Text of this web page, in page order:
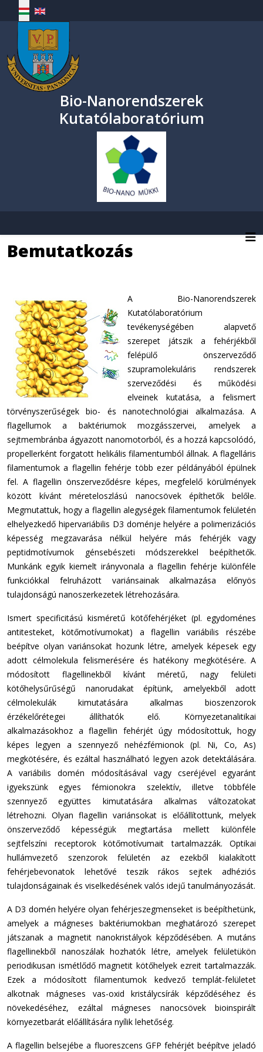
Válasszon nyelvet
Bio-Nanorendszerek
Kutatólaboratórium
Bemutatkozás
A Bio-Nanorendszerek
Kutatólaboratórium
tevékenységében alapvető
szerepet játszik a fehérjékből
felépülő önszerveződő
szupramolekuláris rendszerek
szerveződési és működési
elveinek kutatása, a felismert
törvényszerűségek bio- és nanotechnológiai alkalmazása. A
flagellumok a baktériumok mozgásszervei, amelyek a
sejtmembránba ágyazott nanomotorból, és a hozzá kapcsolódó,
propellerként forgatott helikális filamentumból állnak. A flagelláris
filamentumok a flagellin fehérje több ezer példányából épülnek
fel. A flagellin önszerveződésre képes, megfelelő körülmények
között kívánt méreteloszlású nanocsövek építhetők belőle.
Megmutattuk, hogy a flagellin alegységek filamentumok felületén
elhelyezkedő hipervariábilis D3 doménje helyére a polimerizációs
képesség megzavarása nélkül helyére más fehérjék vagy
peptidmotívumok génsebészeti módszerekkel beépíthetők.
Munkánk egyik kiemelt irányvonala a flagellin fehérje különféle
funkciókkal felruházott variánsainak alkalmazása előnyös
tulajdonságú nanoszerkezetek létrehozására.
Ismert specificitású kisméretű kötőfehérjéket (pl. egydoménes
antitesteket, kötőmotívumokat) a flagellin variábilis részébe
beépítve olyan variánsokat hozunk létre, amelyek képesek egy
adott célmolekula felismerésére és hatékony megkötésére. A
módosított flagellinekből kívánt méretű, nagy felületi
kötőhelysűrűségű nanorudakat építünk, amelyekből adott
célmolekulák kimutatására alkalmas bioszenzorok
érzékelőrétegei állíthatók elő. Környezetanalitikai
alkalmazásokhoz a flagellin fehérjét úgy módosítottuk, hogy
képes legyen a szennyező nehézfémionok (pl. Ni, Co, As)
megkötésére, és ezáltal használható legyen azok detektálására.
A variábilis domén módosításával vagy cseréjével egyaránt
igyekszünk egyes fémionokra szelektív, illetve többféle
szennyező együttes kimutatására alkalmas változatokat
létrehozni. Olyan flagellin variánsokat is előállítottunk, melyek
önszerveződő képességük megtartása mellett különféle
sejtfelszíni receptorok kötőmotívumait tartalmazzák. Optikai
hullámvezető szenzorok felületén az ezekből kialakított
fehérjebevonatok lehetővé teszik rákos sejtek adhéziós
tulajdonságainak és viselkedésének valós idejű tanulmányozását.
A D3 domén helyére olyan fehérjeszegmenseket is beépíthetünk,
amelyek a mágneses baktériumokban meghatározó szerepet
játszanak a magnetit nanokristályok képződésében. A mutáns
flagellinekből nanoszálak hozhatók létre, amelyek felületükön
periodikusan ismétlődő magnetit kötőhelyek ezreit tartalmazzák.
Ezek a módosított filamentumok kedvező templát-felületet
alkotnak mágneses vas-oxid kristálycsírák képződéséhez és
növekedéséhez, ezáltal mágneses nanocsövek bioinspirált
környezetbarát előállítására nyílik lehetőség.
A flagellin belsejébe a fluoreszcens GFP fehérjét beépítve jeladó